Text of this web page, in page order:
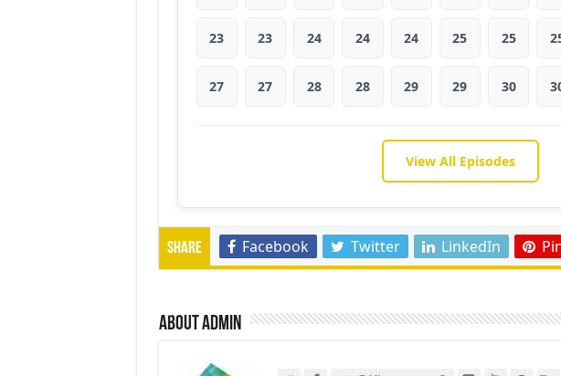
23 23 24 24 24 25 25
27 27 28 28 29 29 30
View All Episodes
Share Facebook Twitter LinkedIn
About admin